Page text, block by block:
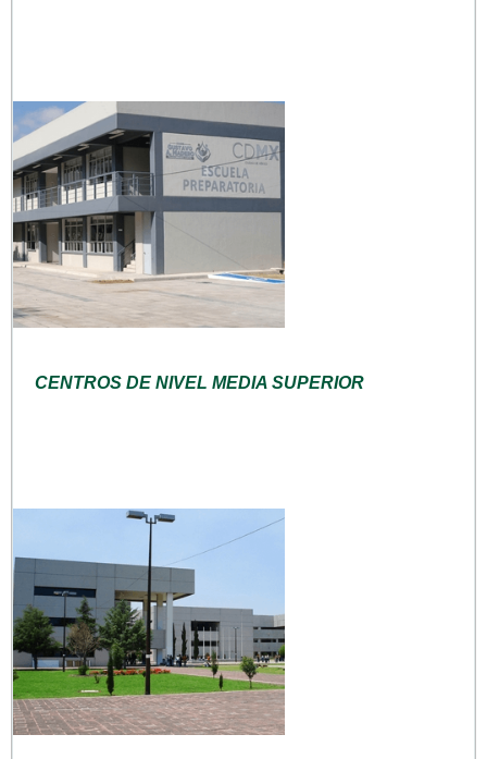
CENTROS DE NIVEL MEDIA SUPERIOR